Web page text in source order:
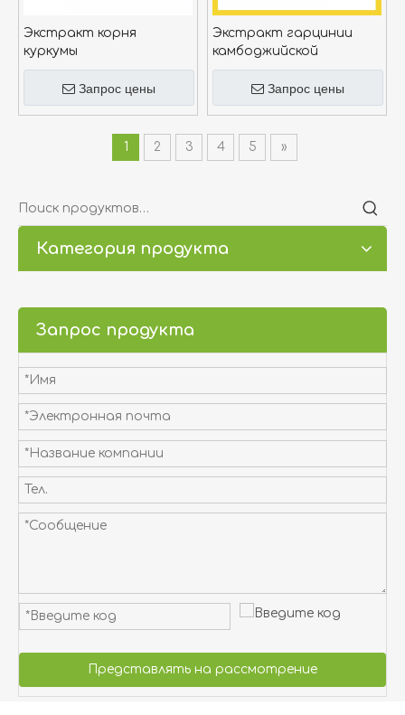
Экстракт корня
куркумы
Запрос цены
Экстракт гарцинии
камбоджийской
Запрос цены
1 2 3 4 5 »
Категория продукта
Запрос продукта
Представлять на рассмотрение